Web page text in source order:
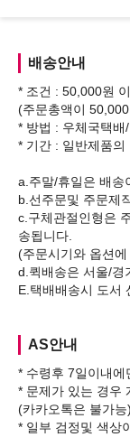
배송안내
* 조건 : 50,000원
(주문총액이
* 방법 : 우체국택배
* 기간 : 일반제품
a.주말/휴일은 배송
b.선주문및 주문제
c.구체관절인형은
송됩니다.
(주문시기와 옵션
d.퀵배송은 서울/경
AS안내
* 수령후 7일이내에
* 문제가 있는 경우
(카카오톡은 불가능)
* 일부 검정및 색상